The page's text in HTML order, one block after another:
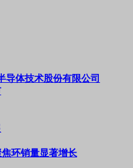
导体技术股份有限公司
环销量显著增长